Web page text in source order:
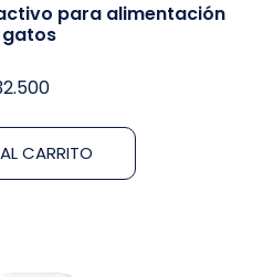
para alimentación
gatos
CARRITO